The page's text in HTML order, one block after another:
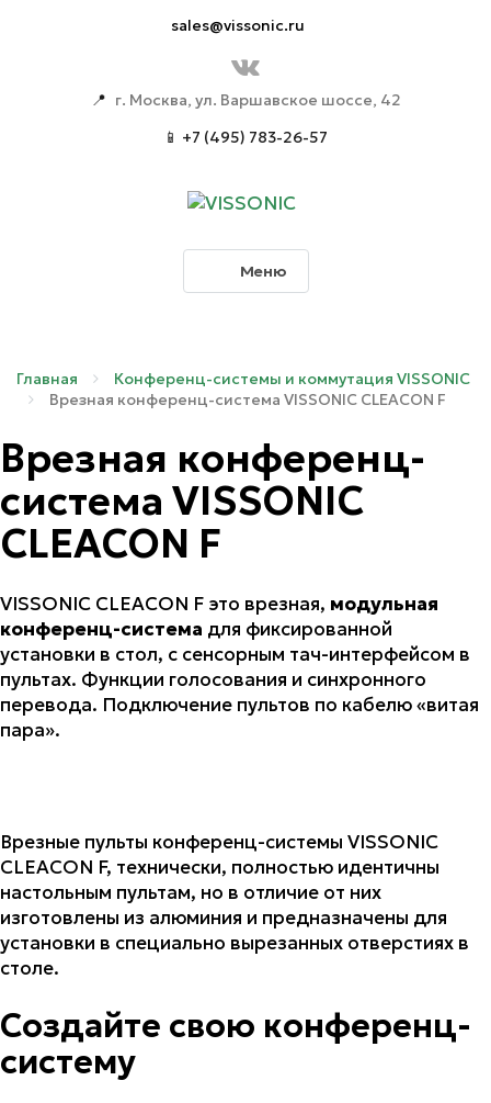
sales@vissonic.ru
📍 г. Москва, ул. Варшавское шоссе, 42
📱 +7 (495) 783-26-57
Меню
Главная
Конференц-системы и коммутация VISSONIC
Врезная конференц-система VISSONIC CLEACON F
Врезная конференц-
система VISSONIC
CLEACON F
VISSONIC CLEACON F это врезная, модульная
конференц-система для фиксированной
установки в стол, с сенсорным тач-интерфейсом в
пультах. Функции голосования и синхронного
перевода. Подключение пультов по кабелю «витая
пара».
Врезные пульты конференц-системы VISSONIC
CLEACON F, технически, полностью идентичны
настольным пультам, но в отличие от них
изготовлены из алюминия и предназначены для
установки в специально вырезанных отверстиях в
столе.
Создайте свою конференц-
систему